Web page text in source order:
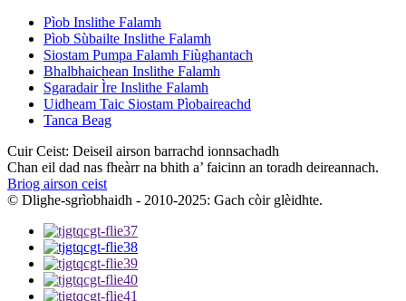
Pìob Inslithe Falamh
Pìob Sùbailte Inslithe Falamh
Siostam Pumpa Falamh Fiùghantach
Bhalbhaichean Inslithe Falamh
Sgaradair Ìre Inslithe Falamh
Uidheam Taic Siostam Pìobaireachd
Tanca Beag
Cuir Ceist: Deiseil airson barrachd ionnsachadh
Chan eil dad nas fheàrr na bhith a’ faicinn an toradh deireannach.
Briog airson ceist
© Dlighe-sgrìobhaidh - 2010-2025: Gach còir glèidhte.